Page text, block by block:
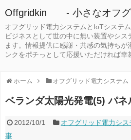
Offgridkin - 小さなオフグ
オフグリッド電力システムとIoTシステ
ビジネスとして世の中に無い装置やシス
ます。情報提供に感謝・共感の気持ちが
ンクをポチっとして応援いただければ幸
ホーム オフグリッド電力システム
ベランダ太陽光発電(5) パネ
2012/10/1 オフグリッド電力シス
事